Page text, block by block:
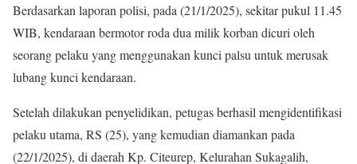
Berdasarkan laporan polisi, pada (21/1/2025), sekitar pukul 11.45
WIB, kendaraan bermotor roda dua milik korban dicuri oleh
seorang pelaku yang menggunakan kunci palsu untuk merusak
lubang kunci kendaraan.
Setelah dilakukan penyelidikan, petugas berhasil mengidentifikasi
pelaku utama, RS (25), yang kemudian diamankan pada
(22/1/2025), di daerah Kp. Citeurep, Kelurahan Sukagalih,